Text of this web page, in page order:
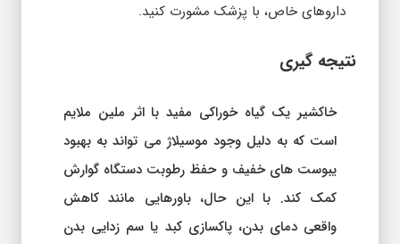
داروهای خاص، با پزشک مشورت کنید.
نتیجه گیری
خاکشیر یک گیاه خوراکی مفید با اثر ملین ملایم
است که به دلیل وجود موسیلاژ می تواند به بهبود
یبوست های خفیف و حفظ رطوبت دستگاه گوارش
کمک کند. با این حال، باورهایی مانند کاهش
واقعی دمای بدن، پاکسازی کبد یا سم زدایی بدن